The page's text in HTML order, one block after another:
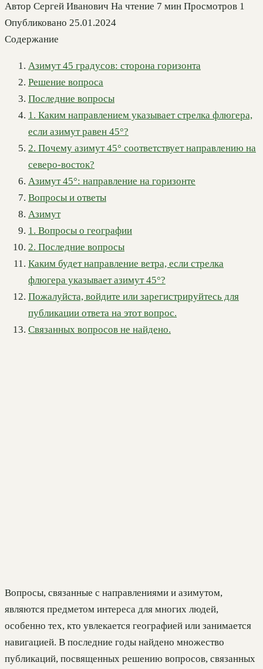
Автор Сергей Иванович На чтение 7 мин Просмотров 1
Опубликовано 25.01.2024
Содержание
Азимут 45 градусов: сторона горизонта
Решение вопроса
Последние вопросы
1. Каким направлением указывает стрелка флюгера,
если азимут равен 45°?
2. Почему азимут 45° соответствует направлению на
северо-восток?
Азимут 45°: направление на горизонте
Вопросы и ответы
Азимут
1. Вопросы о географии
2. Последние вопросы
Каким будет направление ветра, если стрелка
флюгера указывает азимут 45°?
Пожалуйста, войдите или зарегистрируйтесь для
публикации ответа на этот вопрос.
Связанных вопросов не найдено.
Вопросы, связанные с направлениями и азимутом,
являются предметом интереса для многих людей,
особенно тех, кто увлекается географией или занимается
навигацией. В последние годы найдено множество
публикаций, посвященных решению вопросов, связанных